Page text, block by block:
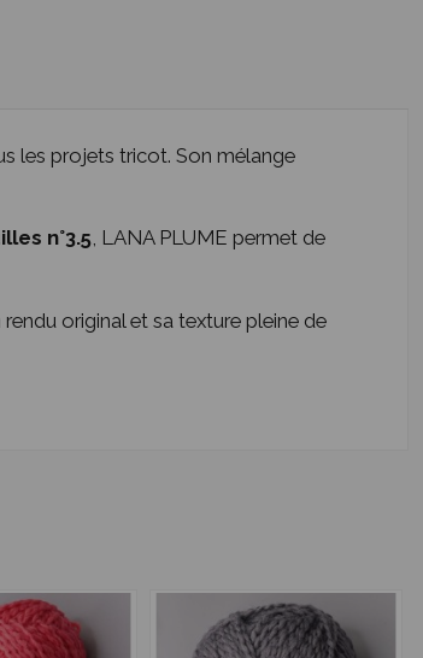
les projets tricot. Son mélange
n°3.5, LANA PLUME permet de
original et sa texture pleine de